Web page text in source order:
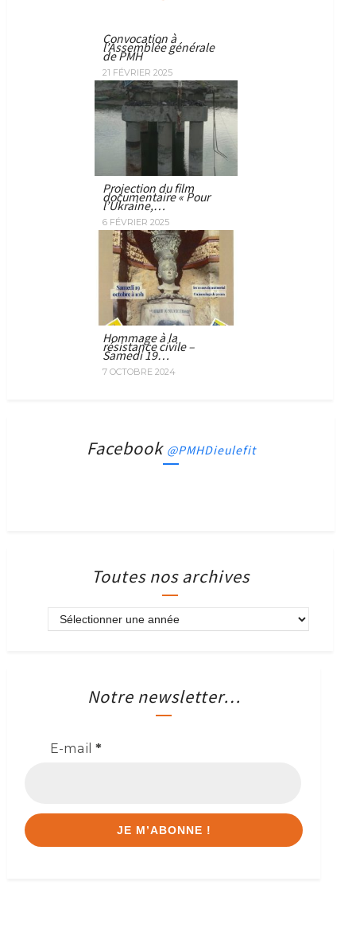
Convocation à
l’Assemblée générale
de PMH
21 FÉVRIER 2025
Projection du film
documentaire « Pour
l’Ukraine,…
6 FÉVRIER 2025
Hommage à la
résistance civile –
Samedi 19…
7 OCTOBRE 2024
Facebook @PMHDieulefit
Toutes nos archives
Notre newsletter…
E-mail *